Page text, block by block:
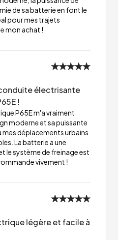
de sa batterie en font le
pour mes trajets
mon achat !
électrisante
!
P65E m'a vraiment
moderne et sa puissante
déplacements urbains
La batterie a une
le système de freinage est
vivement !
légère et facile à